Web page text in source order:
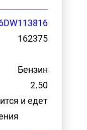
162375
Бензин
2.50
и едет